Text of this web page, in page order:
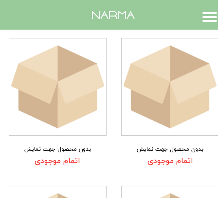
​narma
بدون محصول جهت نمایش
اتمام موجودی
بدون محصول جهت نمایش
اتمام موجودی